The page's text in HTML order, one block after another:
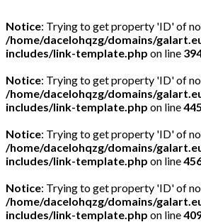
Notice: Trying to get property 'ID' of
/home/dacelohqzg/domains/
includes/link-template.php on line
Notice: Trying to get property 'ID' of
/home/dacelohqzg/domains/
includes/link-template.php on line445
Notice: Trying to get property 'ID' of
/home/dacelohqzg/domains/
includes/link-template.php on line
Notice: Trying to get property 'ID' of
/home/dacelohqzg/domains/
includes/link-template.php on line